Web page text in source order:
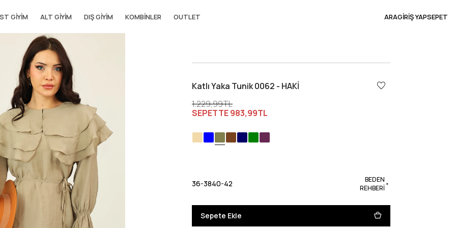
GIYIM ALT GIYIM DIŞ GIYIM KOMBINLER OUTLET ARAGİRİŞ YAPSEPET
Katlı Yaka Tunik 0062 - HAKİ
1.229,99TL
SEPETTE983,99TL
36-3840-42
BEDEN
REHBERİ
Sepete Ekle